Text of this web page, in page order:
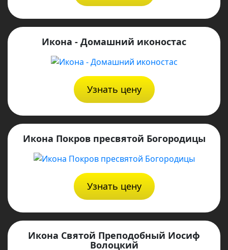
Икона - Домашний иконостас
Узнать цену
Икона Покров пресвятой Богородицы
Узнать цену
Икона Святой Преподобный Иосиф
Волоцкий